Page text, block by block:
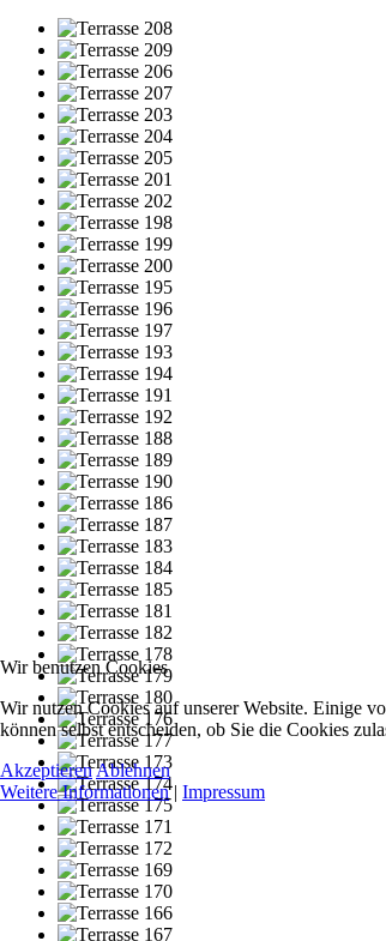
Wir benutzen Cookies
Wir nutzen Cookies auf unserer Website. Einige
können selbst entscheiden, ob Sie die Cookies
AkzeptierenAblehnen
Weitere Informationen| Impressum